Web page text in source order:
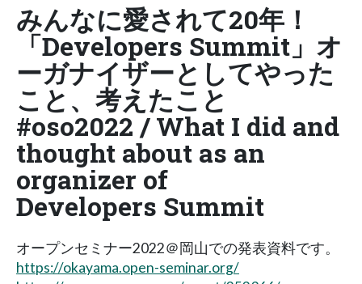
みんなに愛されて20年！
「Developers Summit」オ
ーガナイザーとしてやった
こと、考えたこと
#oso2022 / What I did and
thought about as an
organizer of
Developers Summit
オープンセミナー2022＠岡山での発表資料です。
https://okayama.open-seminar.org/